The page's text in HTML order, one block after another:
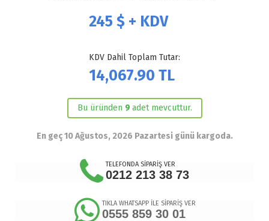
245 $ + KDV
KDV Dahil Toplam Tutar:
14,067.90 TL
Bu üründen 9 adet mevcuttur.
En geç 10 Ağustos, 2026 Pazartesi günü kargoda.
TELEFONDA SİPARİŞ VER
0212 213 38 73
TIKLA WHATSAPP İLE SİPARİŞ VER
0555 859 30 01